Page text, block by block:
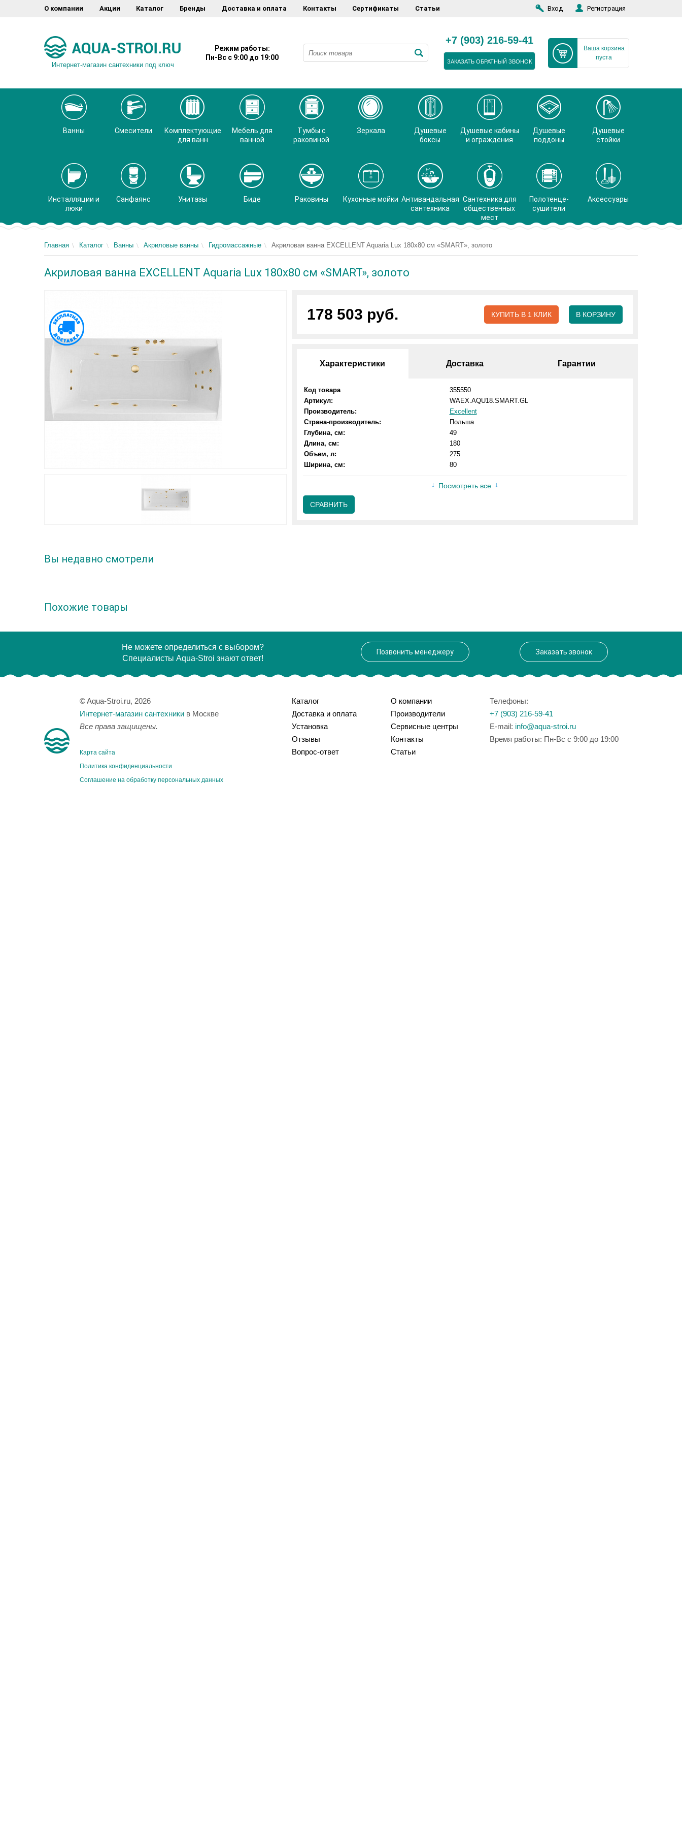
О компании Акции Каталог Бренды Доставка и оплата Контакты Сертификаты Статьи Вход Регистрация
Интернет-магазин сантехники под ключ
Режим работы:
Пн-Вс с 9:00 до 19:00
+7 (903) 216-59-41
ЗАКАЗАТЬ ОБРАТНЫЙ ЗВОНОК
Ваша корзина
пуста
Ванны Смесители
Комплектующие
для ванн
Мебель для
ванной
Тумбы с
раковиной
Зеркала
Душевые
боксы
Душевые кабины
и ограждения
Душевые
поддоны
Душевые
стойки
Инсталляции и
люки
Санфаянс Унитазы Биде Раковины Кухонные мойки Антивандальная
сантехника
Сантехника для
общественных
мест
Полотенце-
сушители
Аксессуары
Главная Каталог Ванны Акриловые ванны Гидромассажные Акриловая ванна EXCELLENT Aquaria Lux 180x80 см «SMART», золото
Акриловая ванна EXCELLENT Aquaria Lux 180x80 см «SMART», золото
178 503 руб. КУПИТЬ В 1 КЛИК В КОРЗИНУ
Характеристики Доставка Гарантии
Код товара
355550
Артикул:
WAEX.AQU18.SMART.GL
Производитель:
Excellent
Страна-производитель:
Польша
Глубина, см:
49
Длина, см:
180
Объем, л:
275
Ширина, см:
80
Посмотреть все
СРАВНИТЬ
Вы недавно смотрели
Похожие товары
Не можете определиться с выбором?
Специалисты Aqua-Stroi знают ответ!
Позвонить менеджеру Заказать звонок
© Aqua-Stroi.ru, 2026
Интернет-магазин сантехники в Москве
Все права защищены.
Карта сайта
Политика конфиденциальности
Соглашение на обработку персональных данных
Каталог
Доставка и оплата
Установка
Отзывы
Вопрос-ответ
О компании
Производители
Сервисные центры
Контакты
Статьи
Телефоны:
+7 (903) 216-59-41
E-mail: info@aqua-stroi.ru
Время работы: Пн-Вс с 9:00 до 19:00